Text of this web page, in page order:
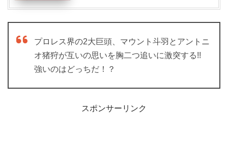
プロレス界の2大巨頭、マウント斗羽とアントニ
オ猪狩が互いの思いを胸二つ追いに激突する!!
強いのはどっちだ！？
スポンサーリンク